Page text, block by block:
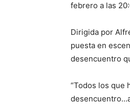
febrero a las
Dirigida por
puesta en
desencuentro
“Todos los que